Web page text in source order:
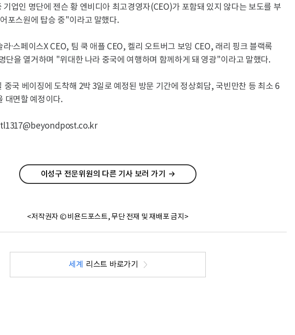
기업인 명단에 젠슨 황 엔비디아 최고경영자(CEO)가 포함돼 있지 않다는 보도를 부
포스원에 탑승 중"이라고 말했다.
·스페이스X CEO, 팀 쿡 애플 CEO, 켈리 오트버그 보잉 CEO, 래리 핑크 블랙록
단을 열거하며 "위대한 나라 중국에 여행하며 함께하게 돼 영광"이라고 말했다.
중국 베이징에 도착해 2박 3일로 예정된 방문 기간에 정상회담, 국빈만찬 등 최소 6
대면할 예정이다.
이성구 전문위원의 다른 기사 보러 가기
<저작권자 © 비욘드포스트, 무단 전재 및 재배포 금지>
세계 리스트 바로가기